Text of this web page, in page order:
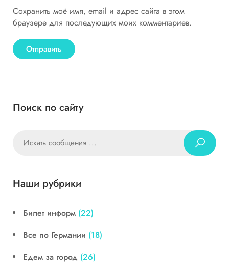
Сохранить моё имя, email и адрес сайта в этом
браузере для последующих моих комментариев.
Поиск по сайту
Наши рубрики
Билет информ (22)
Все по Германии (18)
Едем за город (26)